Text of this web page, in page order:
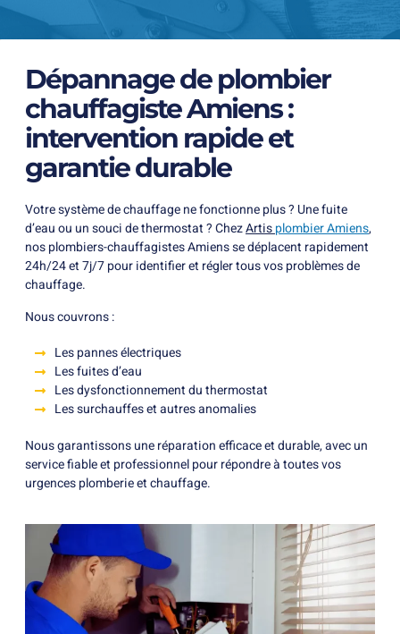
Dépannage de plombier
chauffagiste Amiens :
intervention rapide et
garantie durable
Votre système de chauffage ne fonctionne plus ? Une fuite
d’eau ou un souci de thermostat ? ChezArtisplombier Amiens,
nos plombiers-chauffagistes Amiens se déplacent rapidement
24h/24 et 7j/7 pour identifier et régler tous vos problèmes de
chauffage.
Nous couvrons :
Les pannes électriques
Les fuites d’eau
Les dysfonctionnement du thermostat
Les surchauffes et autres anomalies
Nous garantissons une réparation efficace et durable, avec un
service fiable et professionnel pour répondre à toutes vos
urgences plomberie et chauffage.